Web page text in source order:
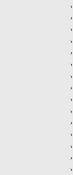
›
›
›
›
›
›
›
›
›
›
›
›
›
›
›